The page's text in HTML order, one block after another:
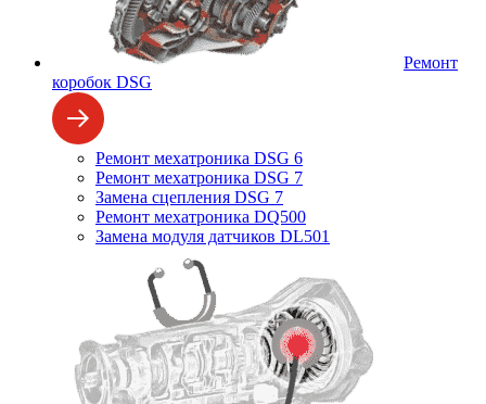
Ремонт
коробок DSG
Ремонт мехатроника DSG 6
Ремонт мехатроника DSG 7
Замена сцепления DSG 7
Ремонт мехатроника DQ500
Замена модуля датчиков DL501